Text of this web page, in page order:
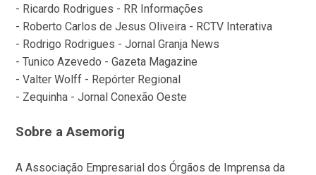
- Ricardo Rodrigues - RR Informações
- Roberto Carlos de Jesus Oliveira - RCTV Interativa
- Rodrigo Rodrigues - Jornal Granja News
- Tunico Azevedo - Gazeta Magazine
- Valter Wolff - Repórter Regional
- Zequinha - Jornal Conexão Oeste
Sobre a Asemorig
A Associação Empresarial dos Órgãos de Imprensa da